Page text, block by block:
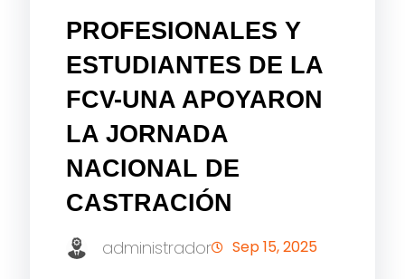
PROFESIONALES Y
ESTUDIANTES DE LA
FCV-UNA APOYARON
LA JORNADA
NACIONAL DE
CASTRACIÓN
administrador Sep 15, 2025